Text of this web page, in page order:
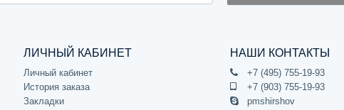
ЛИЧНЫЙ КАБИНЕТ
Личный кабинет
История заказа
Закладки
НАШИ КОНТАКТЫ
+7 (495) 755-19-93
+7 (903) 755-19-93
pmshirshov